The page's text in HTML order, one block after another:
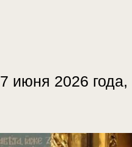
7 июня 2026